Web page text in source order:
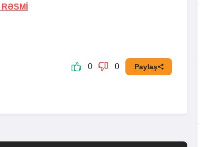
RƏSMİ
0 0 Paylaş